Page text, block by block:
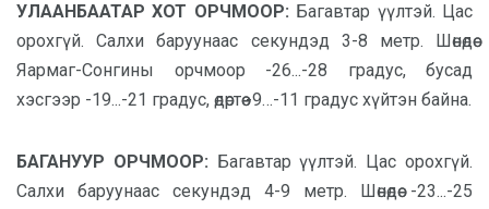
УЛААНБААТАР ХОТ ОРЧМООР: Багавтар үүлтэй. Цас
орохгүй. Салхи баруунаас секундэд 3-8 метр. Шөнөдөө
Яармаг-Сонгины орчмоор -26...-28 градус, бусад
хэсгээр -19...-21 градус, өдөртөө -9…-11 градус хүйтэн байна.
БАГАНУУР ОРЧМООР: Багавтар үүлтэй. Цас орохгүй.
Салхи баруунаас секундэд 4-9 метр. Шөнөдөө -23...-25